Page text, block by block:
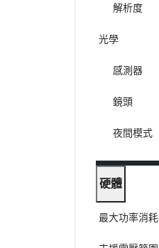
解析度
光學
感測器
鏡頭
夜間模式
硬體
最大功率消耗